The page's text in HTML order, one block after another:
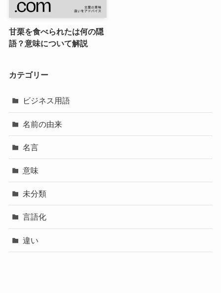
甘栗を食べられたは何の隠
語？意味について解説
カテゴリー
ビジネス用語
名前の由来
名言
意味
未分類
言語化
違い